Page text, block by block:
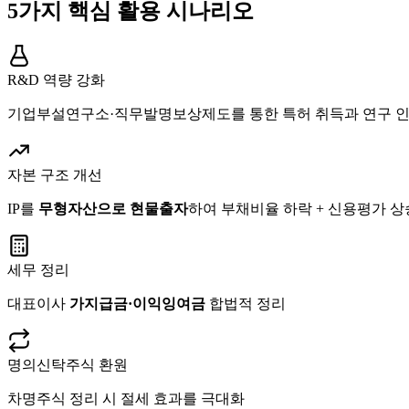
5가지 핵심 활용 시나리오
R&D 역량 강화
기업부설연구소·직무발명보상제도를 통한 특허 취득과 연구
자본 구조 개선
IP를 무형자산으로 현물출자하여 부채비율 하락 + 신용평가 상
세무 정리
대표이사 가지급금·이익잉여금 합법적 정리
명의신탁주식 환원
차명주식 정리 시 절세 효과를 극대화